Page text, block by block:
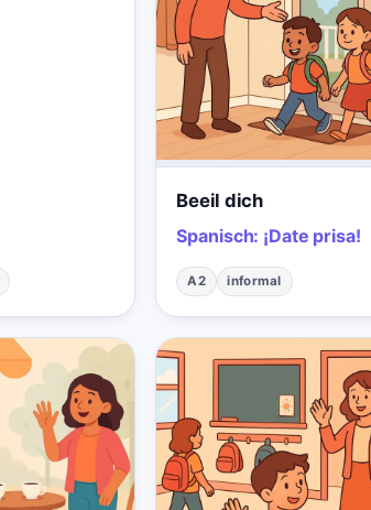
Beeil dich
Spanisch: ¡Date prisa!
A2 informal